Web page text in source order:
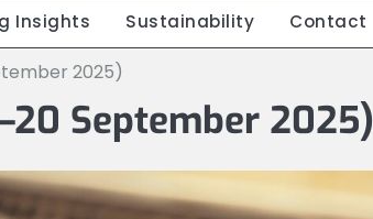
Insights Sustainability Contact
2025)
September 2025)